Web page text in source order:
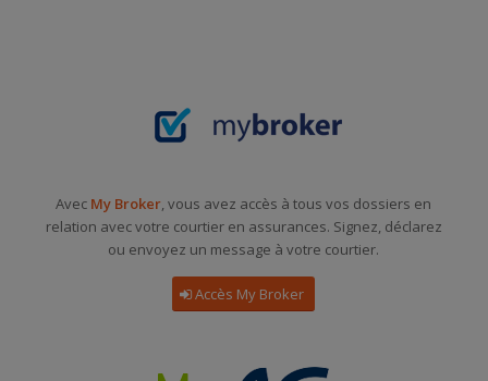
Avec My Broker, vous avez accès à tous vos dossiers en
relation avec votre courtier en assurances. Signez, déclarez
ou envoyez un message à votre courtier.
Accès My Broker